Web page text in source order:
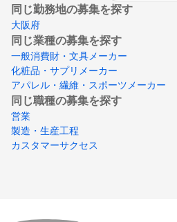
同じ勤務地の募集を探す
大阪府
同じ業種の募集を探す
一般消費財・文具メーカー
化粧品・サプリメーカー
アパレル・繊維・スポーツメーカー
同じ職種の募集を探す
営業
製造・生産工程
カスタマーサクセス